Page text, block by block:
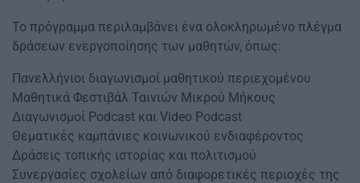
Το πρόγραμμα περιλαμβάνει ένα ολοκληρωμένο πλέγμα
δράσεων ενεργοποίησης των μαθητών, όπως:
Πανελλήνιοι διαγωνισμοί μαθητικού περιεχομένου
Μαθητικά Φεστιβάλ Ταινιών Μικρού Μήκους
Διαγωνισμοί Podcast και Video Podcast
Θεματικές καμπάνιες κοινωνικού ενδιαφέροντος
Δράσεις τοπικής ιστορίας και πολιτισμού
Συνεργασίες σχολείων από διαφορετικές περιοχές της